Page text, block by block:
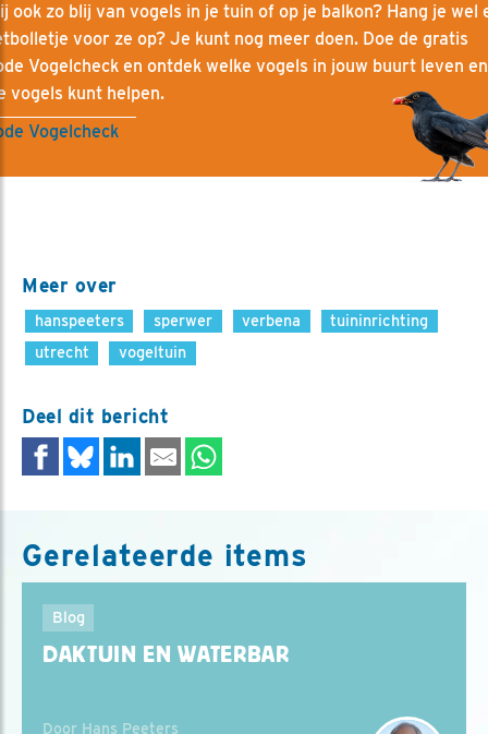
ook zo blij van vogels in je tuin of op je balkon? Hang je wel
voor ze op? Je kunt nog meer doen. Doe de gratis
Vogelcheck en ontdek welke vogels in jouw buurt leven
vogels kunt helpen.
Vogelcheck
Meer over
hanspeeters sperwer verbena
tuininrichting
utrecht
vogeltuin
Deel dit bericht
Gerelateerde items
Blog
DAKTUIN EN WATERBAR
Door Hans Peeters